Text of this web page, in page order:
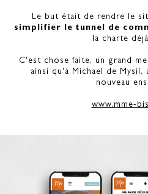
Le but était de rendre le
simplifier le tunnel de
la charte
C'est chose faite, un grand
ainsi qu'à Michael de Mysil,
nouveau
www.mme-